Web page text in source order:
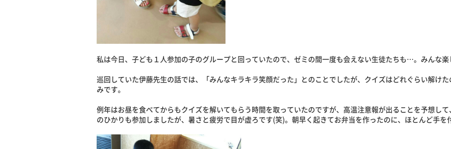
私は今日、子ども１人参加の子のグループと回っていたので、ゼミの間一度も会えない生徒たちも…。みんな楽
巡回していた伊藤先生の話では、「みんなキラキラ笑顔だった」とのことでしたが、クイズはどれぐらい解け
みです。
例年はお昼を食べてからもクイズを解いてもらう時間を取っていたのですが、高温注意報が出ることを予想し
のひかりも参加しましたが、暑さと疲労で目が虚ろです(笑)。朝早く起きてお弁当を作ったのに、ほとんど手を